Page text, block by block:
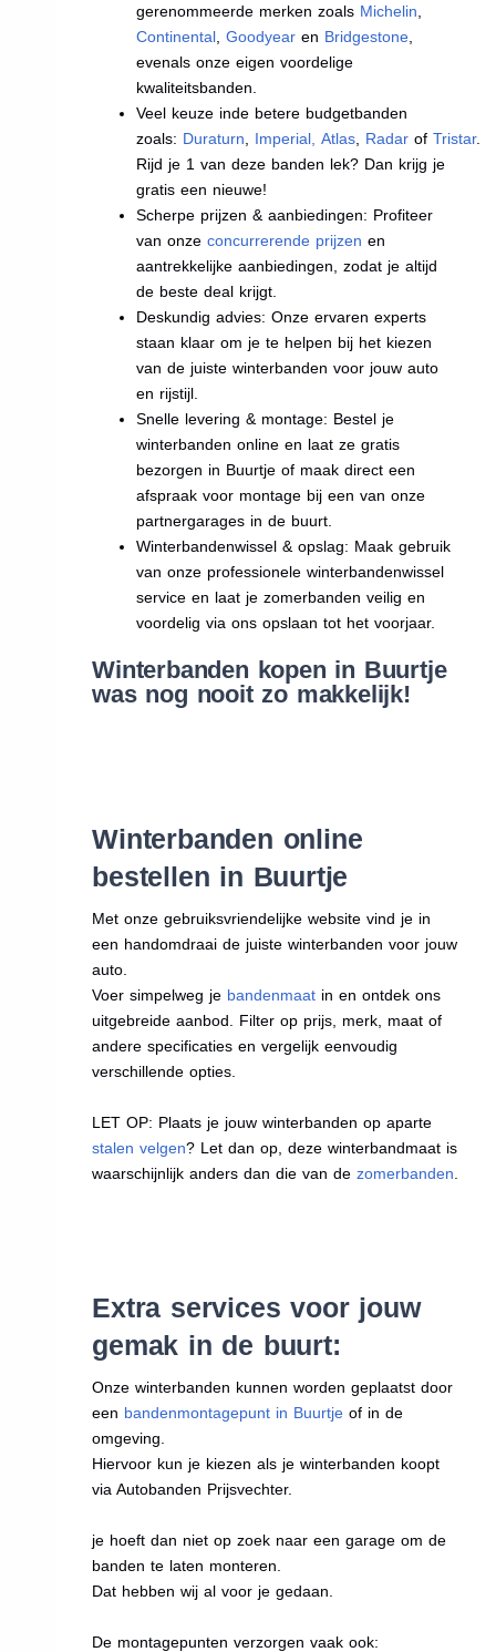
gerenommeerde merken zoals Michelin
Continental ,Goodyear en Bridgestone
evenals onze eigen voordelige
kwaliteitsbanden.
Veel keuze inde betere budgetbanden
zoals: Duraturn Imperial Atlas Radar ofTristar.
Rijd je 1 van deze banden lek? Dan krijg je
gratis een nieuwe!
Scherpe prijzen & aanbiedingen: Profiteer
van onzeconcurrerende prijzen en
aantrekkelijke aanbiedingen, zodat je altijd
de beste deal krijgt.
Deskundig advies: Onze ervaren experts
staan klaar om je te helpen bij het kiezen
van de juiste winterbanden voor jouw auto
en rijstijl.
Snelle levering & montage: Bestel je
winterbanden online en laat ze gratis
bezorgen in Buurtje of maak direct een
afspraak voor montage bij een van onze
partnergarages in de buurt.
Winterbandenwissel & opslag: Maak gebruik
van onze professionele winterbandenwissel
service en laat je zomerbanden veilig en
voordelig via ons opslaan tot het voorjaar.
Winterbanden kopen in Buurtje
was nog nooit zo makkelijk!
Winterbanden online
bestellen in Buurtje
Met onze gebruiksvriendelijke website vind je in
een handomdraai de juiste winterbanden voor jouw
auto.
Voer simpelweg je bandenmaat in en ontdek ons
uitgebreide aanbod. Filter op prijs, merk, maat of
andere specificaties en vergelijk eenvoudig
verschillende opties.
LET OP: Plaats je jouw winterbanden op aparte
stalen velgen? Let dan op, deze winterbandmaat is
waarschijnlijk anders dan die van dezomerbanden
Extra services voor jouw
gemak in de buurt:
Onze winterbanden kunnen worden geplaatst door
een bandenmontagepunt in Buurtje of in de
omgeving.
Hiervoor kun je kiezen als je winterbanden koopt
via Autobanden Prijsvechter.
je hoeft dan niet op zoek naar een garage om de
banden te laten monteren.
Dat hebben wij al voor je gedaan.
De montagepunten verzorgen vaak ook: